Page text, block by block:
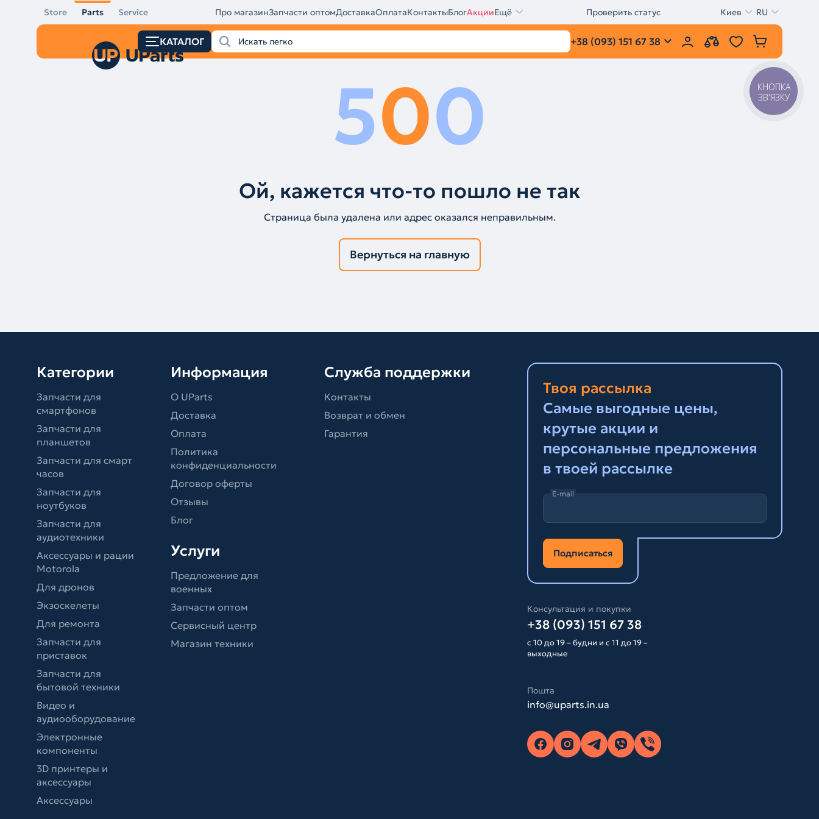
Store Parts Service Про магазинЗапчасти оптомДоставкаОплатаКонтактыБлогАкцииЕщё Проверить статус Киев RU
КАТАЛОГ +38 (093) 151 67 38
500
Ой, кажется что-то пошло не так
Страница была удалена или адрес оказался неправильным.
Вернуться на главную
Категории
Запчасти для
смартфонов
Запчасти для
планшетов
Запчасти для смарт
часов
Запчасти для
ноутбуков
Запчасти для
аудиотехники
Аксессуары и рации
Motorola
Для дронов
Экзоскелеты
Для ремонта
Запчасти для
приставок
Запчасти для
бытовой техники
Видео и
аудиооборудование
Электронные
компоненты
3D принтеры и
аксессуары
Аксессуары
Информация
О UParts
Доставка
Оплата
Политика
конфиденциальности
Договор оферты
Отзывы
Блог
Услуги
Предложение для
военных
Запчасти оптом
Сервисный центр
Магазин техники
Служба поддержки
Контакты
Возврат и обмен
Гарантия
Твоя рассылка
Самые выгодные цены,
крутые акции и
персональные предложения
в твоей рассылке
E-mail
Подписаться
Консультация и покупки
+38 (093) 151 67 38
с 10 до 19 – будни и с 11 до 19 –
выходные
Пошта
info@uparts.in.ua
КНОПКА
ЗВ'ЯЗКУ